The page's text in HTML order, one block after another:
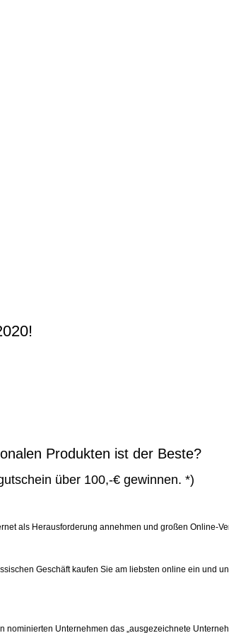
Produkten ist der Beste?
über 100,-€ gewinnen. *)
als Herausforderung annehmen und großen Online-
Geschäft kaufen Sie am liebsten online ein und
Unternehmen das „ausgezeichnete